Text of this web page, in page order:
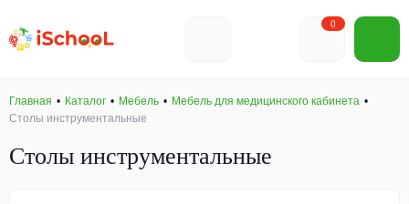
0
Главная Каталог Мебель
Мебель для медицинского кабинета
Столы инструментальные
Столы инструментальные